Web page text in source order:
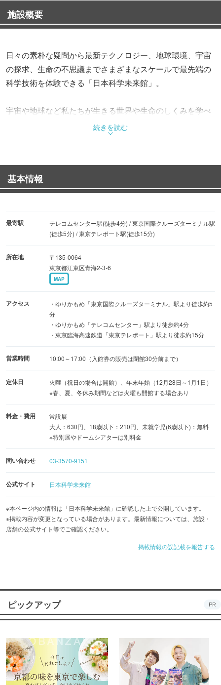
施設概要
日々の素朴な疑問から最新テクノロジー、地球環境、宇宙
の探求、生命の不思議までさまざまなスケールで最先端の
科学技術を体験できる「日本科学未来館」。
宇宙や地球など私たちが生きる世界や生命のしくみを学べ
る「世界をさぐる」、ロボットやデジタルなど先端技術に
触れて未来社会を想像する「未来をつくる」、地球上の生
とつながる」という3つのテーマの常設展で来場者を科学
技術の世界へ案内します。
ルでもある直径約6mの地球ディスプレイ「ジオ・コスモ
ス」を展示。宇宙から撮影した過去90日間の地球の姿を約
また、全天周の立体視映像で科学の世界や宇宙を体感でき
通してさまざまな特別展も開催しています。
続きを読む
基本情報
最寄駅
テレコムセンター駅(徒歩4分) / 東京国際クルーズターミナル駅
(徒歩5分) / 東京テレポート駅(徒歩15分)
所在地
〒135-0064
東京都江東区青海2-3-6
MAP
アクセス
・ゆりかもめ「東京国際クルーズターミナル」駅より徒歩約5
分
・ゆりかもめ「テレコムセンター」駅より徒歩約4分
・東京臨海高速鉄道「東京テレポート」駅より徒歩約15分
営業時間 10:00～17:00（入館券の販売は閉館30分前まで）
定休日
火曜（祝日の場合は開館）、年末年始（12月28日～1月1日）
※春、夏、冬休み期間などは火曜も開館する場合あり
料金・費用
常設展
大人：630円、18歳以下：210円、未就学児(6歳以下)：無料
※特別展やドームシアターは別料金
問い合わせ 03-3570-9151
公式サイト 日本科学未来館
※本ページ内の情報は「日本科学未来館」に確認した上で公開しています。
※掲載内容が変更となっている場合があります。最新情報については、施設・
店舗の公式サイト等でご確認ください。
掲載情報の誤記載を報告する
ピックアップ PR